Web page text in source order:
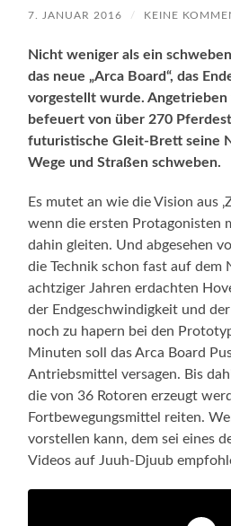
7. JANUAR 2016 / KEINE
Nicht weniger als ein
das neue „Arca Board“, das
vorgestellt wurde. Angetrieben
befeuert von über 270
futuristische Gleit-Brett seine
Wege und Straßen schweben.
Es mutet an wie die Vision aus
wenn die ersten Protagonisten
dahin gleiten. Und abgesehen
die Technik schon fast auf dem
achtziger Jahren erdachten
der Endgeschwindigkeit und
noch zu hapern bei den
Minuten soll das Arca Board
Antriebsmittel versagen. Bis
die von 36 Rotoren erzeugt
Fortbewegungsmittel reiten.
vorstellen kann, dem sei eines
Videos auf Juuh-Djuub